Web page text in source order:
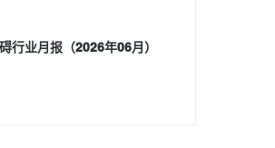
行业月报（2026年06月）